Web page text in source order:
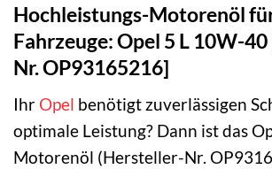
Hochleistungs-Motorenöl
Fahrzeuge: Opel 5 L 10W-
Nr. OP93165216]
Ihr Opel benötigt zuverlässigen
optimale Leistung? Dann ist das
Motorenöl (Hersteller-Nr.